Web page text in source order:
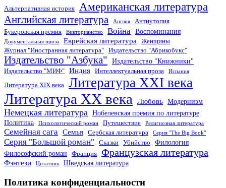
Альтернативная история Американская литература
Английская литература Англия
Антиутопия
Букеровская премия
Викторианство Война Воспоминания
Документальная проза Еврейская литература
Женщины
Журнал "Иностранная литература"
Издательство "Абрикобукс"
Издательство "Азбука" Издательство "Книжники"
Издательство "МИФ" Индия Интеллектуальная проза Испания
Литература XIX века Литература XXI века
Литература XX века Любовь Модернизм
Немецкая литература Нобелевская премия по литературе
Политика
Психологический роман Путешествие Религиозная литература
Семейная сага Семья Сербская литература Серия "The Big Book"
Серия "Большой роман" Сказки Убийство
Филология
Философский роман
Франция Французская литература
Фэнтези Цитатник Шведская литература
Политика конфиденциальности